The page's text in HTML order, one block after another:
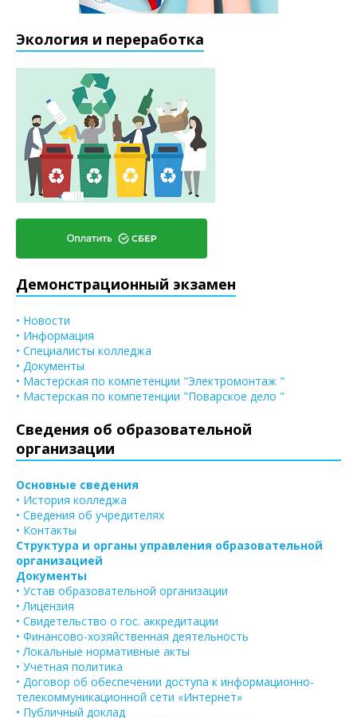
Экология и переработка
Демонстрационный экзамен
• Новости
• Информация
• Специалисты колледжа
• Документы
• Мастерская по компетенции "Электромонтаж "
• Мастерская по компетенции "Поварское дело "
Сведения об образовательной
организации
Основные сведения
• История колледжа
• Сведения об учредителях
• Контакты
Структура и органы управления образовательной
организацией
Документы
• Устав образовательной организации
• Лицензия
• Свидетельство о гос. аккредитации
• Финансово-хозяйственная деятельность
• Локальные нормативные акты
• Учетная политика
• Договор об обеспечении доступа к информационно-
телекоммуникационной сети «Интернет»
• Публичный доклад